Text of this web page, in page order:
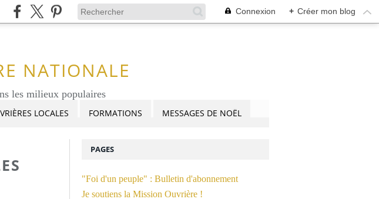
Connexion + Créer mon blog
NATIONALE
les milieux populaires
LOCALES FORMATIONS MESSAGES DE NOËL
PAGES
"Foi d'un peuple" : Bulletin d'abonnement
Je soutiens la Mission Ouvrière !